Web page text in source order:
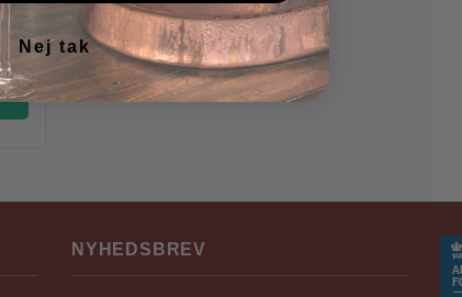
NYHEDSBREV
Nej tak